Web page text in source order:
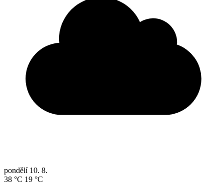
pondělí 10. 8.
38 °C 19 °C